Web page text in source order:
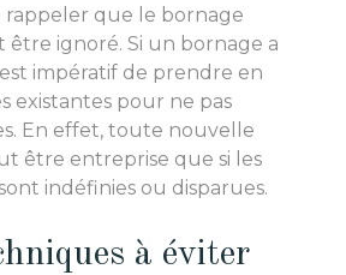
rappeler que le bornage
ignoré. Si un bornage a
impératif de prendre en
existantes pour ne pas
En effet, toute nouvelle
être entreprise que si les
indéfinies ou disparues.
à éviter